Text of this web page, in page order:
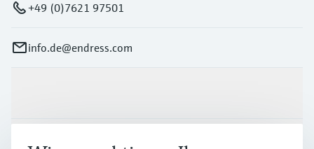
+49 (0)7621 97501
info.de@endress.com
Branchen